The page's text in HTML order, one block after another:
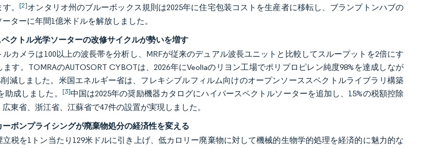
す。[2]オンタリオ州のブルーボックス規則は2025年に住宅包装コストを生産者に移転し、ブランプトンハブの
ターに年間1億米ドルを解放しました。
クトル光学ソーターの改修サイクルが勢いを増す
カメラは100以上の波長帯を分析し、MRFが従来のデュアル波長ユニットと比較してスループットを2倍にす
す。TOMRAのAUTOSORT CYBOTは、2026年にVeoliaのリヨン工場でポリプロピレン純度98%を達成しなが
削減しました。米国エネルギー省は、フレキシブルフィルム向けのオープンソーススペクトルライブラリ構築
助成しました。 [3]中国は2025年の奨励機器カタログにハイパースペクトルソーターを追加し、15%の税額控除
東省、浙江省、江蘇省で47件の設置が実現しました。
ボンプライシングが廃棄物処分の経済性を変える
立税を1トン当たり129米ドルに引き上げ、低カロリー廃棄物に対して機械的生物学的処理を経済的に魅力的な